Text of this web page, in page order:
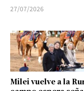
27/07/2026
Milei vuelve a la